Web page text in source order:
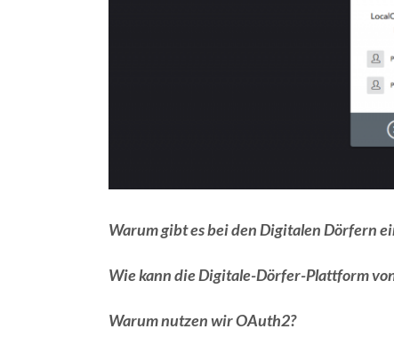
Warum gibt es bei den Digitalen Dörfern
Wie kann die Digitale-Dörfer-Plattform
Warum nutzen wir OAuth2?